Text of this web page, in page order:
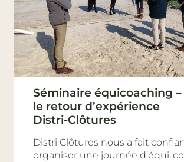
Séminaire équicoaching –
le retour d’expérience
Distri-Clôtures
Distri Clôtures nous a fait
organiser une journée d’équi-